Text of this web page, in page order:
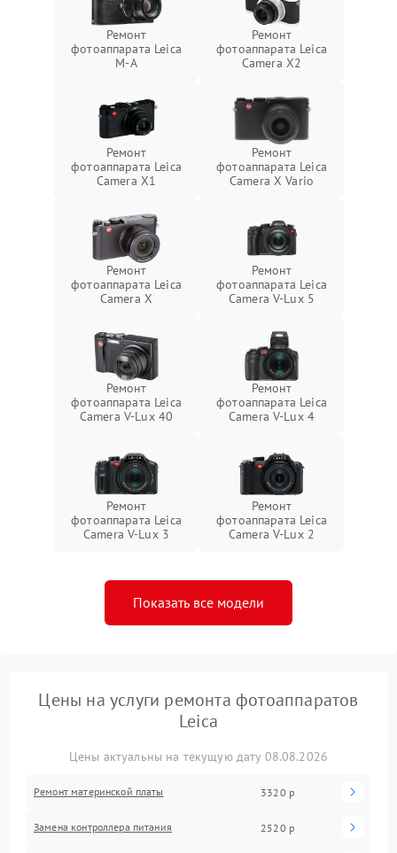
Ремонт
фотоаппарата Leica
M-A
Ремонт
фотоаппарата Leica
Camera X2
Ремонт
фотоаппарата Leica
Camera X1
Ремонт
фотоаппарата Leica
Camera X Vario
Ремонт
фотоаппарата Leica
Camera X
Ремонт
фотоаппарата Leica
Camera V-Lux 5
Ремонт
фотоаппарата Leica
Camera V-Lux 40
Ремонт
фотоаппарата Leica
Camera V-Lux 4
Ремонт
фотоаппарата Leica
Camera V-Lux 3
Ремонт
фотоаппарата Leica
Camera V-Lux 2
Показать все модели
Цены на услуги ремонта фотоаппаратов
Leica
Цены актуальны на текущую дату 08.08.2026
Ремонт материнской платы 3320 р
Замена контроллера питания 2520 р